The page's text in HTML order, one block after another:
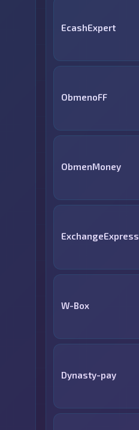
EcashExpert
ObmenoFF
ObmenMoney
ExchangeExpress
W-Box
Dynasty-pay